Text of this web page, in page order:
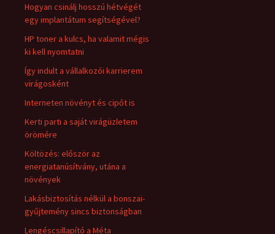
Hogyan csinálj hosszú hétvégét
egy implantátum segítségével?
HP toner a kulcs, ha valamit mégis
ki kell nyomtatni
Így indult a vállalkozói karrierem
virágosként
Interneten növényt és cipőt is
Kerti parti a saját virágüzletem
örömére
Költözés: először az
energiatanúsítvány, utána a
növények
Lakásbiztosítás nélkül a bonszai-
gyűjtemény sincs biztonságban
Lengéscsillapító a Méta